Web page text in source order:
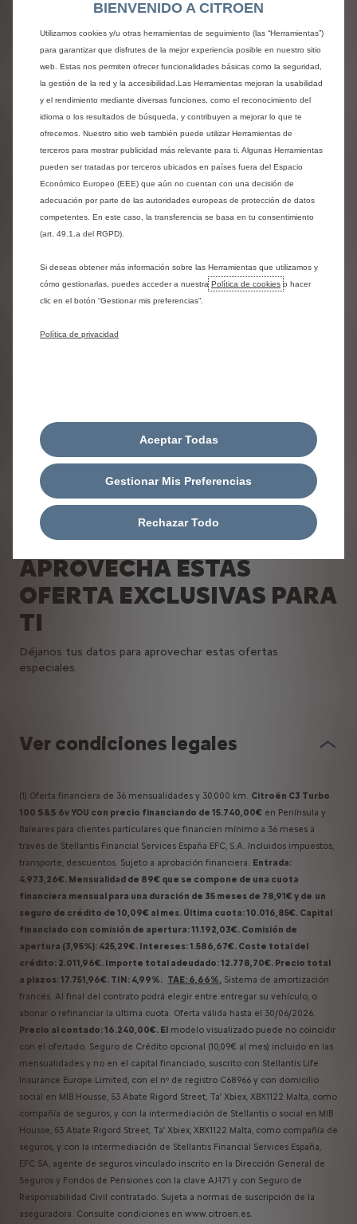
Confort y espacio para el día a
día...
Condiciones exclusivas
de financiación con
TIN 3,99%
Pide tu
coche
actual
APROVECHA ESTAS
OFERTA EXCLUSIVAS PARA
TI
Déjanos tus datos para aprovechar estas ofertas
especiales.
Ver condiciones legales
(1) Oferta financiera de 36 mensualidades y 30.000 km. Citroën C3 Turbo
100 S&S 6v YOU con precio financiando de 15.740,00€ en Península y
Baleares para clientes particulares que financien mínimo a 36 meses a
través de Stellantis Financial Services España EFC, S.A. Incluidos impuestos,
transporte, descuentos. Sujeto a aprobación financiera. Entrada:
4.973,26€. Mensualidad de 89€ que se compone de una cuota
financiera mensual para una duración de 35 meses de 78,91€ y de un
seguro de crédito de 10,09€ al mes. Última cuota: 10.016,85€. Capital
financiado con comisión de apertura: 11.192,03€. Comisión de
apertura (3,95%): 425,29€. Intereses: 1.586,67€. Coste total del
crédito: 2.011,96€. Importe total adeudado: 12.778,70€. Precio total
a plazos: 17.751,96€. TIN: 4,99%.
TAE: 6,66%. Sistema de amortización
francés. Al final del contrato podrá elegir entre entregar su vehículo, o
abonar o refinanciar la última cuota. Oferta válida hasta el 30/06/2026.
Precio al contado: 16.240,00€. El modelo visualizado puede no coincidir
con el ofertado. Seguro de Crédito opcional (10,09€ al mes) incluido en las
mensualidades y no en el capital financiado, suscrito con Stellantis Life
Insurance Europe Limited, con el nº de registro C68966 y con domicilio
social en MIB Housse, 53 Abate Rigord Street, Ta’ Xbiex, XBX1122 Malta, como
compañía de seguros, y con la intermediación de Stellantis o social en MIB
Housse, 53 Abate Rigord Street, Ta’ Xbiex, XBX1122 Malta, como compañía de
seguros, y con la intermediación de Stellantis Financial Services España,
EFC SA, agente de seguros vinculado inscrito en la Dirección General de
Seguros y Fondos de Pensiones con la clave AJ-171 y con Seguro de
Responsabilidad Civil contratado. Sujeta a normas de suscripción de la
aseguradora. Consulte condiciones en www.citroen.es.
BIENVENIDO A CITROEN
Utilizamos cookies y/u otras herramientas de seguimiento (las “Herramientas”)
para garantizar que disfrutes de la mejor experiencia posible en nuestro sitio
web. Estas nos permiten ofrecer funcionalidades básicas como la seguridad,
la gestión de la red y la accesibilidad.Las Herramientas mejoran la usabilidad
y el rendimiento mediante diversas funciones, como el reconocimiento del
idioma o los resultados de búsqueda, y contribuyen a mejorar lo que te
ofrecemos. Nuestro sitio web también puede utilizar Herramientas de
terceros para mostrar publicidad más relevante para ti. Algunas Herramientas
pueden ser tratadas por terceros ubicados en países fuera del Espacio
Económico Europeo (EEE) que aún no cuentan con una decisión de
adecuación por parte de las autoridades europeas de protección de datos
competentes. En este caso, la transferencia se basa en tu consentimiento
(art. 49.1.a del RGPD).
Si deseas obtener más información sobre las Herramientas que utilizamos y
cómo gestionarlas, puedes acceder a nuestra Política de cookies o hacer
clic en el botón “Gestionar mis preferencias”.
Política de privacidad
Gestionar Mis Preferencias
Aceptar Todas
Rechazar Todo